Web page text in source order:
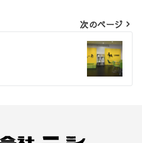
次のページ